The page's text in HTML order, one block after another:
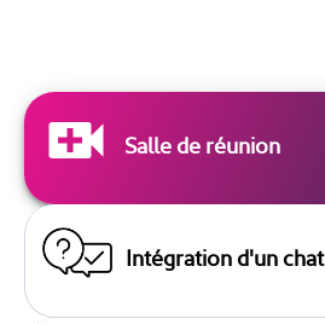
Salle de réunion
Intégration d'un chat